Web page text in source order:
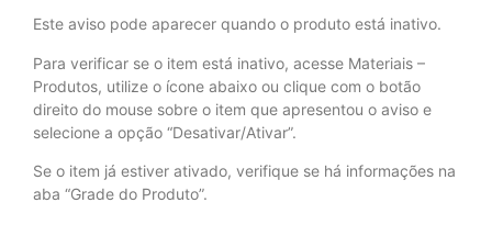
Este aviso pode aparecer quando o produto está inativo.
Para verificar se o item está inativo, acesse Materiais –
Produtos, utilize o ícone abaixo ou clique com o botão
direito do mouse sobre o item que apresentou o aviso e
selecione a opção “Desativar/Ativar”.
Se o item já estiver ativado, verifique se há informações na
aba “Grade do Produto”.